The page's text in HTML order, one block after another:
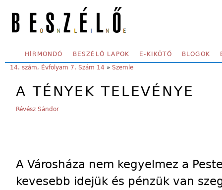
SECONDARY MENU
HÍRMONDÓ BESZÉLŐ LAPOK E-KIKÖTŐ BLOGOK
YOU ARE HERE:
14. szám, Évfolyam 7, Szám 14 » Szemle
A TÉNYEK TELEVÉNYE
Révész Sándor
A Városháza nem kegyelmez a
kevesebb idejük és pénzük van